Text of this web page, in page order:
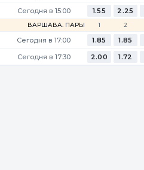
Сегодня в 15:00 1.55 2.25
ВАРШАВА. ПАРЫ 1 2
Сегодня в 17:00 1.85 1.85
Сегодня в 17:30 2.00 1.72